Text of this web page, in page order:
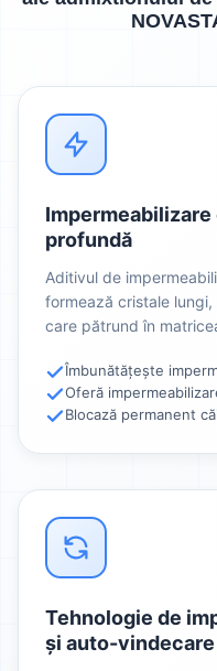
profundă
Aditivul de
formează cristale
care pătrund în
Îmbunătățește
Oferă
Blocază permanent
Tehnologie de
și auto-vindecare